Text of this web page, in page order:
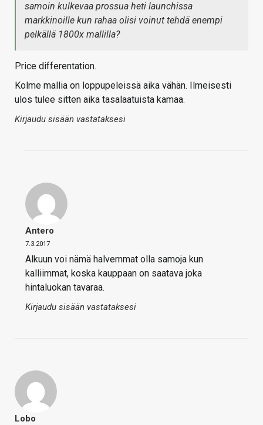
samoin kulkevaa prossua heti launchissa
markkinoille kun rahaa olisi voinut tehdä enempi
pelkällä 1800x mallilla?
Price differentation.
Kolme mallia on loppupeleissä aika vähän. Ilmeisesti
ulos tulee sitten aika tasalaatuista kamaa.
Kirjaudu sisään vastataksesi
Antero
7.3.2017
Alkuun voi nämä halvemmat olla samoja kun
kalliimmat, koska kauppaan on saatava joka
hintaluokan tavaraa.
Kirjaudu sisään vastataksesi
Lobo